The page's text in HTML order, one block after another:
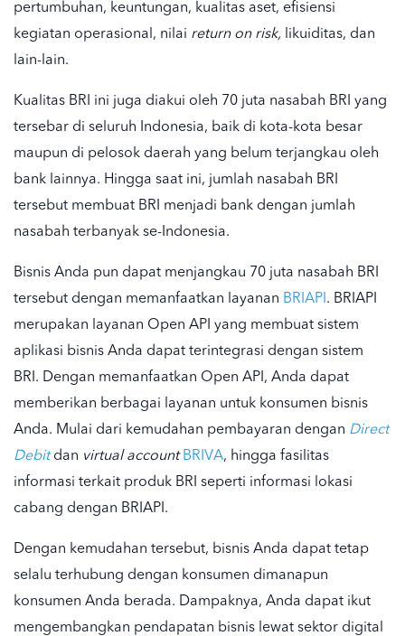
pertumbuhan, keuntungan, kualitas aset, efisiensi
kegiatan operasional, nilai return on risk,
likuiditas, dan
lain-lain.
Kualitas BRI ini juga diakui oleh 70 juta nasabah BRI yang
tersebar di seluruh Indonesia, baik di kota-kota besar
maupun di pelosok daerah yang belum terjangkau oleh
bank lainnya. Hingga saat ini, jumlah nasabah BRI
tersebut membuat BRI menjadi bank dengan jumlah
nasabah terbanyak se-Indonesia.
Bisnis Anda pun dapat menjangkau 70 juta nasabah BRI
tersebut dengan memanfaatkan layanan BRIAPI . BRIAPI
merupakan layanan Open API yang membuat sistem
aplikasi bisnis Anda dapat terintegrasi dengan sistem
BRI. Dengan memanfaatkan Open API, Anda dapat
memberikan berbagai layanan untuk konsumen bisnis
Anda. Mulai dari kemudahan pembayaran dengan Direct
Debitdan virtual account BRIVA, hingga fasilitas
informasi terkait produk BRI seperti informasi lokasi
cabang dengan BRIAPI.
Dengan kemudahan tersebut, bisnis Anda dapat tetap
selalu terhubung dengan konsumen dimanapun
konsumen Anda berada. Dampaknya, Anda dapat ikut
mengembangkan pendapatan bisnis lewat sektor digital